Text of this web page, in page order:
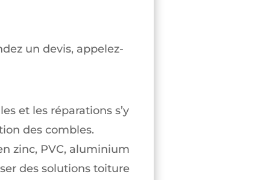
un devis, appelez-
et les réparations s’y
des combles.
zinc, PVC, aluminium
des solutions toiture